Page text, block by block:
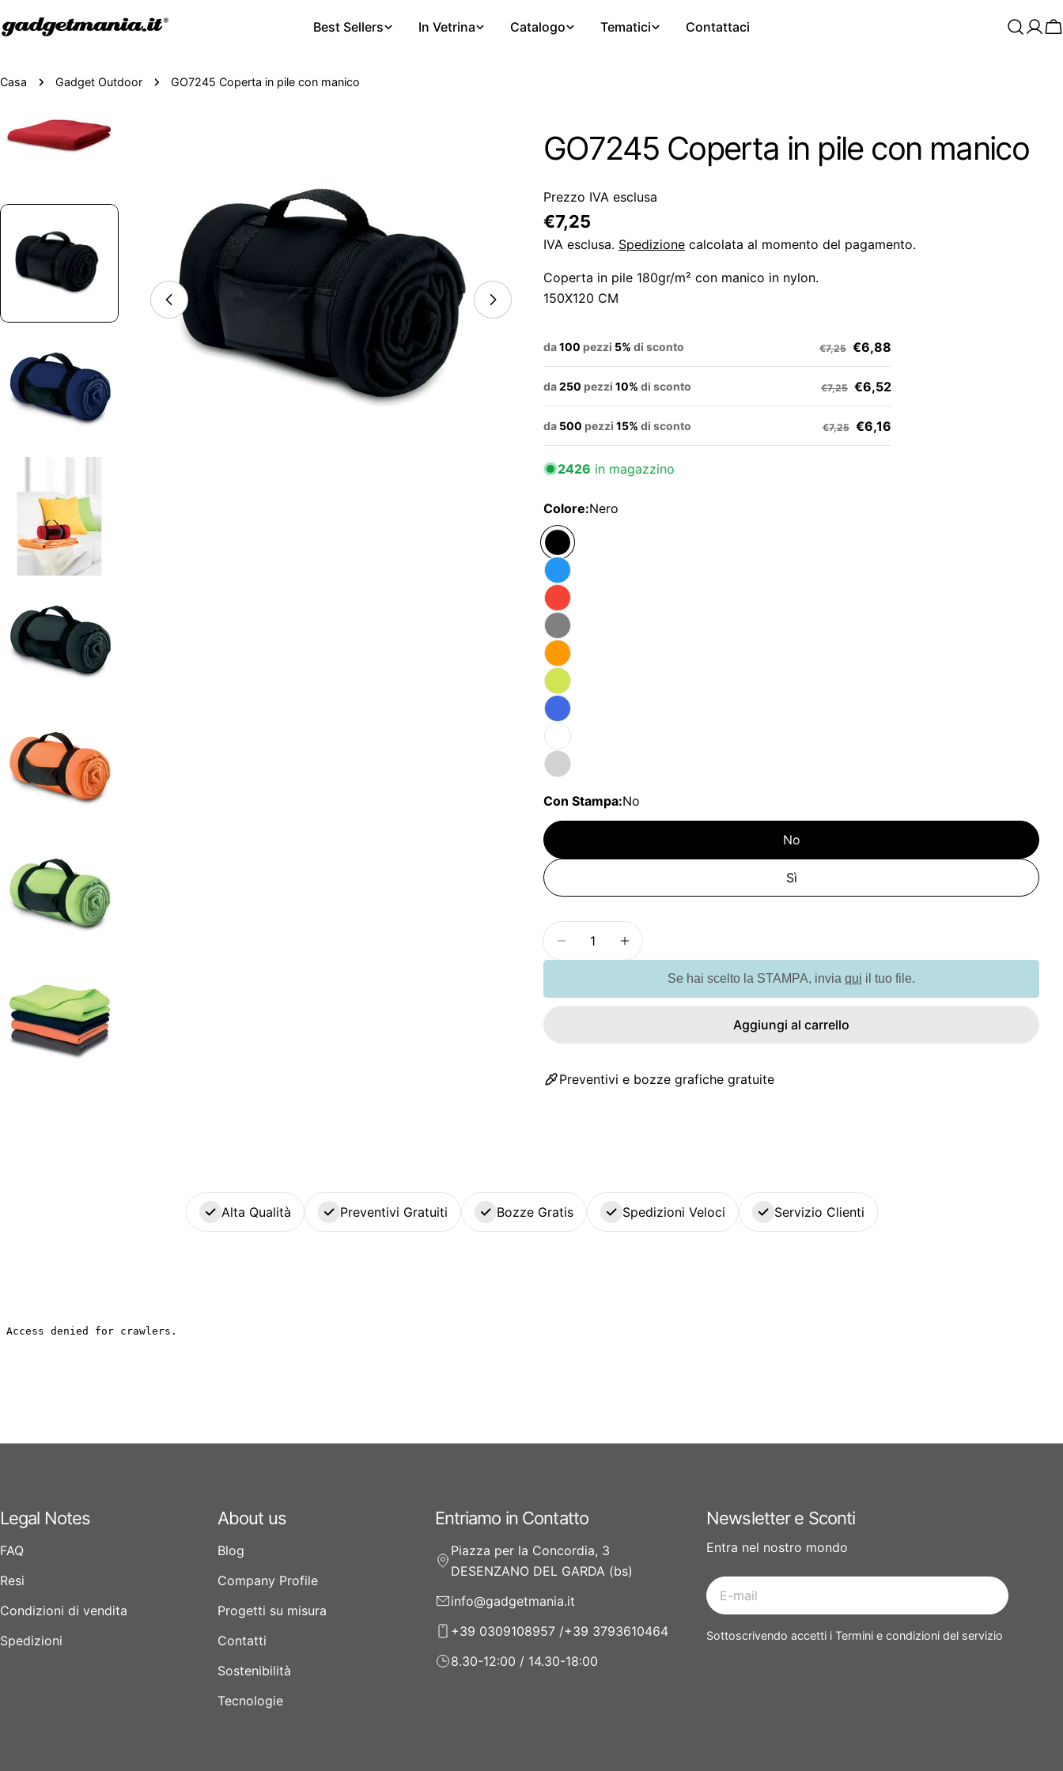
Best Sellers In Vetrina Catalogo Tematici Contattaci
Casa Gadget Outdoor GO7245 Coperta in pile con manico
GO7245 Coperta in pile con manico
Prezzo IVA esclusa
Prezzo
regolare
€7,25
IVA esclusa. Spedizione calcolata al momento del pagamento.
Coperta in pile 180gr/m² con manico in nylon.
150X120 CM
da100 pezzi 5% di sconto €7,25 €6,88
da250 pezzi 10% di sconto €7,25 €6,52
da 500 pezzi 15% di sconto €7,25 €6,16
2426 in magazzino
Colore:Nero
Con Stampa:No
No
Sì
Diminuisci la quantità per GO7245 Coperta in pile con manico
Aumenta la quantità per GO7245 Coperta in pile con manico
Se hai scelto la STAMPA, invia qui il tuo file.
Aggiungi al carrello
Preventivi e bozze grafiche gratuite
Alta Qualità Preventivi Gratuiti Bozze Gratis Spedizioni Veloci Servizio Clienti
Legal Notes
FAQ
Resi
Condizioni di vendita
Spedizioni
About us
Blog
Company Profile
Progetti su misura
Contatti
Sostenibilità
Tecnologie
Entriamo in Contatto
Piazza per la Concordia, 3
DESENZANO DEL GARDA (bs)
info@gadgetmania.it
+39 0309108957 /+39 3793610464
8.30-12:00 / 14.30-18:00
Newsletter e Sconti
Entra nel nostro mondo
E-
mail
Sottoscrivendo accetti i Termini e condizioni del servizio